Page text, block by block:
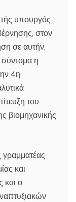
υπουργός
στον
σε αυτήν,
η
4η
του
βιομηχανικής
γραμματέας
και
και ο